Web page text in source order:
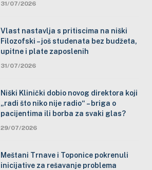
31/07/2026
Vlast nastavlja s pritiscima na niški
Filozofski – još studenata bez budžeta,
upitne i plate zaposlenih
31/07/2026
Niški Klinički dobio novog direktora koji
„radi što niko nije radio“ – briga o
pacijentima ili borba za svaki glas?
29/07/2026
Meštani Trnave i Toponice pokrenuli
inicijative za rešavanje problema